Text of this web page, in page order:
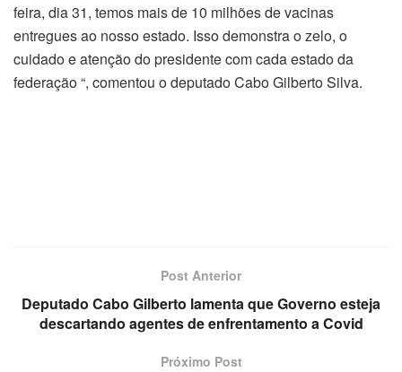
feira, dia 31, temos mais de 10 milhões de vacinas
entregues ao nosso estado. Isso demonstra o zelo, o
cuidado e atenção do presidente com cada estado da
federação “, comentou o deputado Cabo Gilberto Silva.
Post Anterior
Deputado Cabo Gilberto lamenta que Governo esteja
descartando agentes de enfrentamento a Covid
Próximo Post